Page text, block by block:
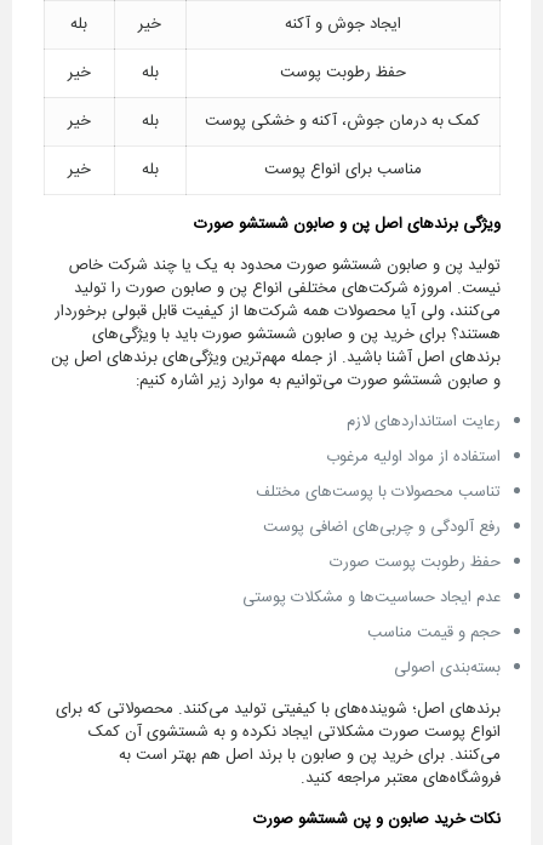
ایجاد جوش و آکنه
خیر
بله
حفظ رطوبت پوست
بله
خیر
کمک به درمان جوش، آکنه و خشکی پوست
بله
خیر
مناسب برای انواع پوست
بله خیر
ویژگی برندهای اصل پن و صابون شستشو صورت
تولید پن و صابون شستشو صورت محدود به یک یا چند شرکت خاص
نیست. امروزه شرکت‌های مختلفی انواع پن و صابون صورت را تولید
می‌کنند، ولی آیا محصولات همه شرکت‌ها از کیفیت قابل قبولی برخوردار
هستند؟ برای خرید پن و صابون شستشو صورت باید با ویژگی‌های
برندهای اصل آشنا باشید. از جمله مهم‌ترین ویژگی‌های برندهای اصل پن
و صابون شستشو صورت می‌توانیم به موارد زیر اشاره کنیم:
رعایت استانداردهای لازم
استفاده از مواد اولیه مرغوب
تناسب محصولات با پوست‌های مختلف
رفع آلودگی و چربی‌های اضافی پوست
حفظ رطوبت پوست صورت
عدم ایجاد حساسیت‌ها و مشکلات پوستی
حجم و قیمت مناسب
بسته‌بندی اصولی
برندهای اصل؛ شوینده‌های با کیفیتی تولید می‌کنند. محصولاتی که برای
انواع پوست صورت مشکلاتی ایجاد نکرده و به شستشوی آن کمک
می‌کنند. برای خرید پن و صابون با برند اصل هم بهتر است به
فروشگاه‌های معتبر مراجعه کنید.
نکات خرید صابون و پن شستشو صورت